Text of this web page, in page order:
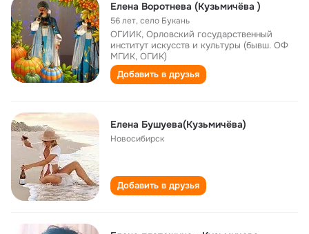
Елена Воротнева (Кузьмичёва )
56 лет,село Букань
ОГИИК, Орловский государственный
институт искусств и культуры (бывш. ОФ
МГИК, ОГИК)
Добавить в друзья
Елена Бушуева(Кузьмичëва)
Новосибирск
Добавить в друзья